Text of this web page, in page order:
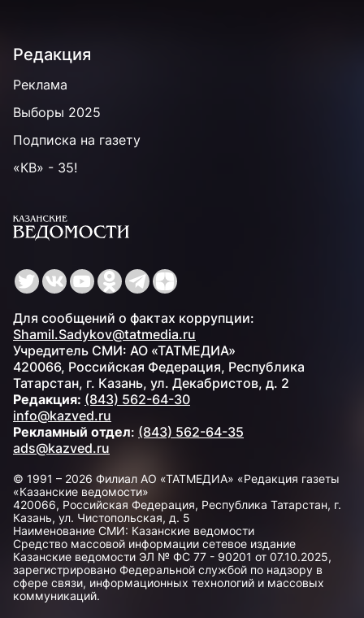
Редакция
Реклама
Выборы 2025
Подписка на газету
«КВ» - 35!
Для сообщений о фактах коррупции:
Shamil.Sadykov@tatmedia.ru
Учредитель СМИ: АО «ТАТМЕДИА»
420066, Российская Федерация, Республика
Татарстан, г. Казань, ул. Декабристов, д. 2
Редакция: (843) 562-64-30
info@kazved.ru
Рекламный отдел: (843) 562-64-35
ads@kazved.ru
© 1991 – 2026 Филиал АО «ТАТМЕДИА» «Редакция газеты
«Казанские ведомости»
420066, Российская Федерация, Республика Татарстан, г.
Казань, ул. Чистопольская, д. 5
Наименование СМИ: Казанские ведомости
Средство массовой информации сетевое издание
Казанские ведомости ЭЛ № ФС 77 - 90201 от 07.10.2025,
зарегистрировано Федеральной службой по надзору в
сфере связи, информационных технологий и массовых
коммуникаций.